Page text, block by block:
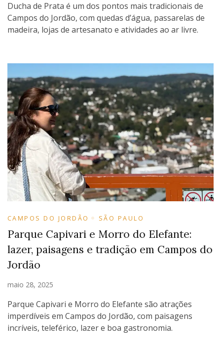
Ducha de Prata é um dos pontos mais tradicionais de
Campos do Jordão, com quedas d’água, passarelas de
madeira, lojas de artesanato e atividades ao ar livre.
CAMPOS DO JORDÃO SÃO PAULO
Parque Capivari e Morro do Elefante:
lazer, paisagens e tradição em Campos do
Jordão
maio 28, 2025
Parque Capivari e Morro do Elefante são atrações
imperdíveis em Campos do Jordão, com paisagens
incríveis, teleférico, lazer e boa gastronomia.